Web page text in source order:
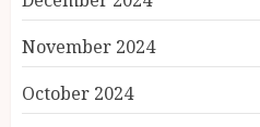
November 2024
October 2024